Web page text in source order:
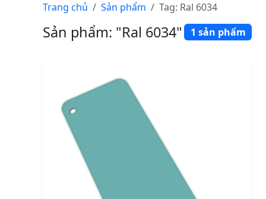
Trang chủ Sản phẩm Tag: Ral 6034
Sản phẩm: "Ral 6034" 1 sản phẩm